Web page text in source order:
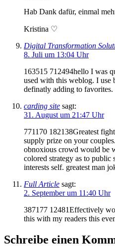
Hab Dank dafür, einmal
Kristina ♡
Digital Transformation
8. Juli um 13:04 Uhr
163515 712494hello I was
used with this weblog. I use
definatly adding to favorites.
carding site sagt:
31. August um 21:47 Uhr
771170 182138Greatest
supply prize on your
obnoxious crowd would be
colored strategy as to
interests self. greatest man
Full Article sagt:
2. September um 11:40 Uhr
387177 12481Effectively
this with my readers this
Schreibe einen